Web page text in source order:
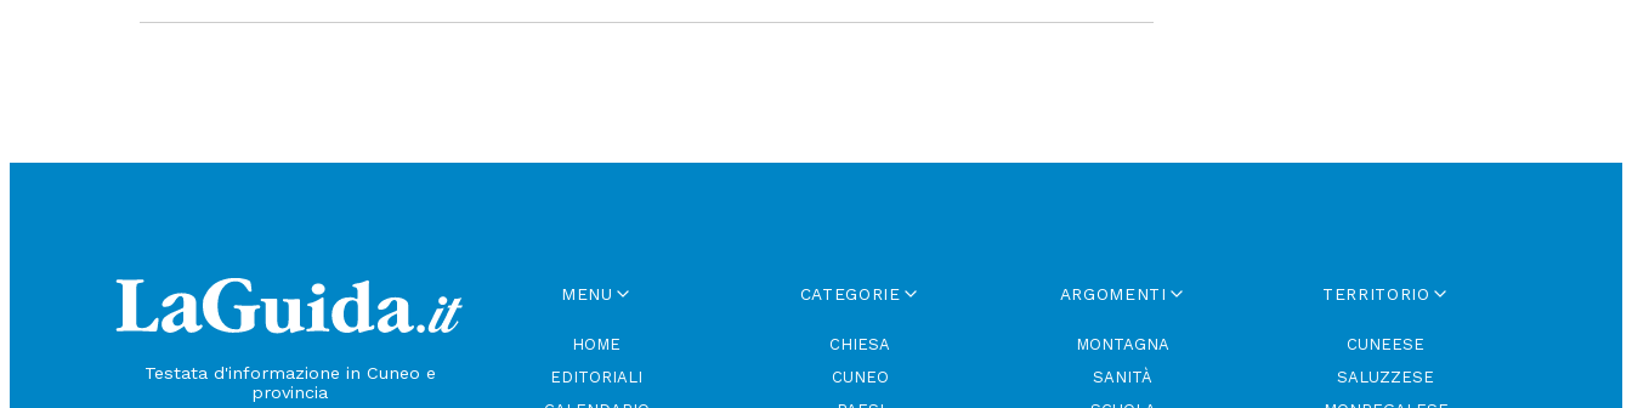
Testata d'informazione in Cuneo e
provincia
MENU
HOME
EDITORIALI
CATEGORIE
CHIESA
CUNEO
ARGOMENTI
MONTAGNA
SANITÀ
TERRITORIO
CUNEESE
SALUZZESE